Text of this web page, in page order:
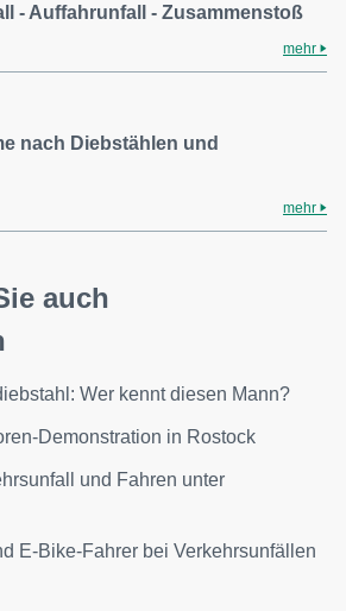
- Auffahrunfall - Zusammenstoß
mehr
nach Diebstählen und
mehr
auch
Wer kennt diesen Mann?
Demonstration in Rostock
und Fahren unter
E-Bike-Fahrer bei Verkehrsunfällen